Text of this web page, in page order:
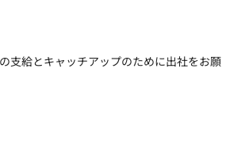
支給とキャッチアップのために出社をお願